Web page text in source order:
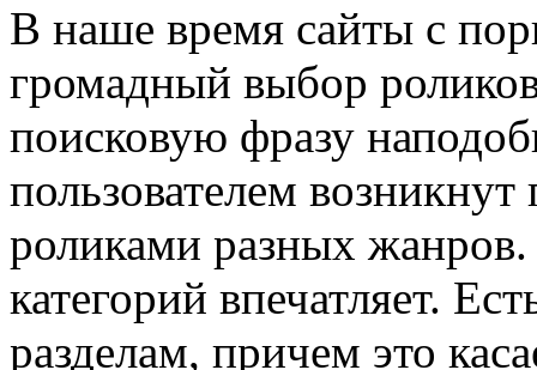
В нaшe врeмя сайты с
громадный выбор
поисковую фразу
пользователем
роликами разных
категорий впечатляет.
разделам, причем это